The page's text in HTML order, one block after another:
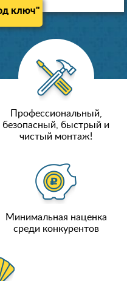
ключ"
Профессиональный,
безопасный, быстрый и
чистый монтаж!
Минимальная наценка
среди конкурентов